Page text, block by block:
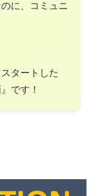
に、コミュニ
タートした
です！